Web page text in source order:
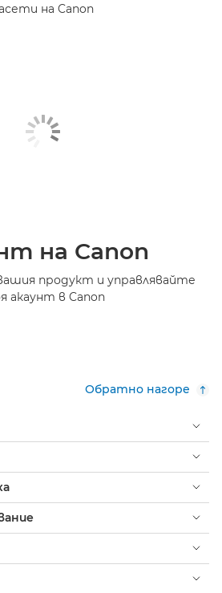
на Canon
на Canon
продукт и управлявайте
акаунт в Canon
Обратно нагоре